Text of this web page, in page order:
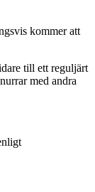
kommer att
till ett reguljärt
med andra